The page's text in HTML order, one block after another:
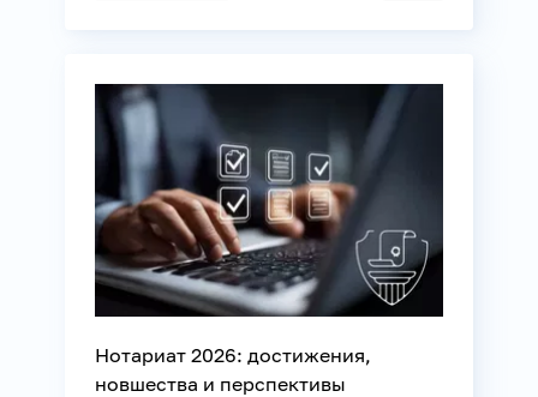
Общество
Нотариат 2026: достижения,
новшества и перспективы